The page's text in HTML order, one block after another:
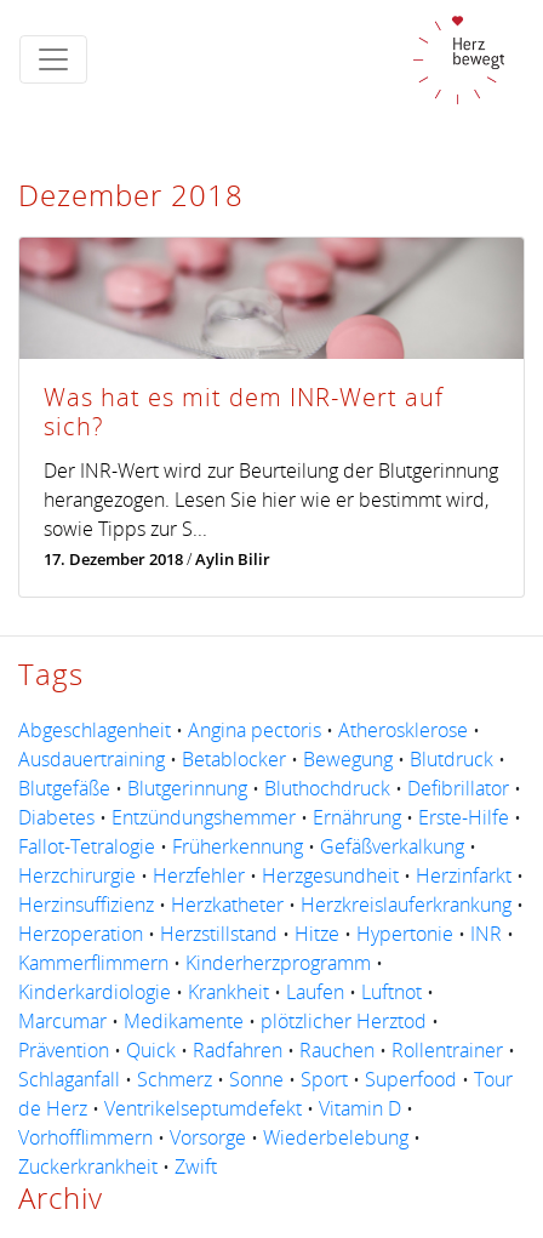
Dezember 2018
Was hat es mit dem INR-Wert auf
sich?
Der INR-Wert wird zur Beurteilung der Blutgerinnung
herangezogen. Lesen Sie hier wie er bestimmt wird,
sowie Tipps zur S...
17. Dezember 2018/Aylin Bilir
Tags
Abgeschlagenheit • Angina pectoris • Atherosklerose •
Ausdauertraining • Betablocker • Bewegung • Blutdruck •
Blutgefäße • Blutgerinnung • Bluthochdruck • Defibrillator •
Diabetes • Entzündungshemmer • Ernährung • Erste-Hilfe •
Fallot-Tetralogie • Früherkennung • Gefäßverkalkung •
Herzchirurgie • Herzfehler • Herzgesundheit • Herzinfarkt •
Herzinsuffizienz • Herzkatheter • Herzkreislauferkrankung •
Herzoperation • Herzstillstand • Hitze • Hypertonie • INR •
Kammerflimmern • Kinderherzprogramm •
Kinderkardiologie • Krankheit • Laufen • Luftnot •
Marcumar • Medikamente • plötzlicher Herztod •
Prävention • Quick • Radfahren • Rauchen • Rollentrainer •
Schlaganfall • Schmerz • Sonne • Sport • Superfood • Tour
de Herz • Ventrikelseptumdefekt • Vitamin D •
Vorhofflimmern • Vorsorge • Wiederbelebung •
Zuckerkrankheit • Zwift
Archiv